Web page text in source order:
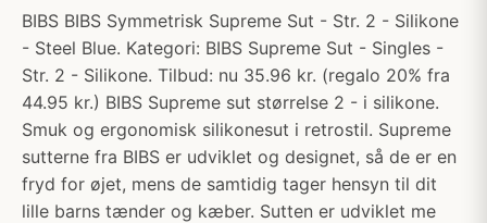
BIBS BIBS Symmetrisk Supreme Sut - Str. 2 - Silikone
- Steel Blue. Kategori: BIBS Supreme Sut - Singles -
Str. 2 - Silikone. Tilbud: nu 35.96 kr. (regalo 20% fra
44.95 kr.) BIBS Supreme sut størrelse 2 - i silikone.
Smuk og ergonomisk silikonesut i retrostil. Supreme
sutterne fra BIBS er udviklet og designet, så de er en
fryd for øjet, mens de samtidig tager hensyn til dit
lille barns tænder og kæber. Sutten er udviklet me